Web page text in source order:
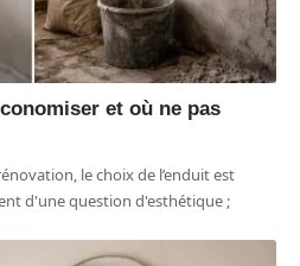
et où ne pas
le choix de l’enduit est
d'une question d'esthétique ;